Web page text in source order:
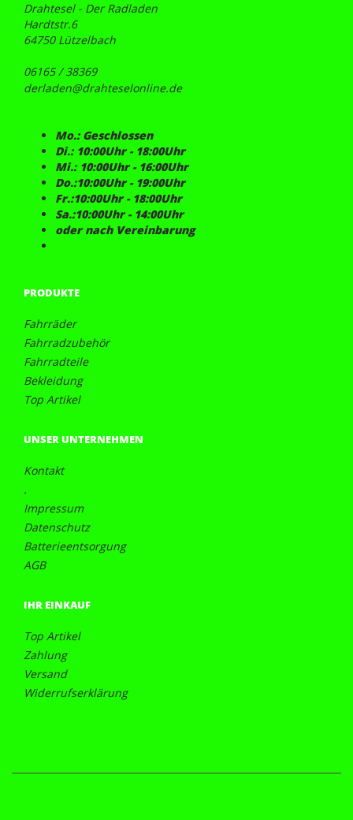
Drahtesel - Der Radladen
Hardtstr.6
64750 Lützelbach
06165 / 38369
derladen@drahteselonline.de
Mo.: Geschlossen
Di.: 10:00Uhr - 18:00Uhr
Mi.: 10:00Uhr - 16:00Uhr
Do.:10:00Uhr - 19:00Uhr
Fr.:10:00Uhr - 18:00Uhr
Sa.:10:00Uhr - 14:00Uhr
oder nach Vereinbarung
PRODUKTE
Fahrräder
Fahrradzubehör
Fahrradteile
Bekleidung
Top Artikel
UNSER UNTERNEHMEN
Kontakt
.
Impressum
Datenschutz
Batterieentsorgung
AGB
IHR EINKAUF
Top Artikel
Zahlung
Versand
Widerrufserklärung